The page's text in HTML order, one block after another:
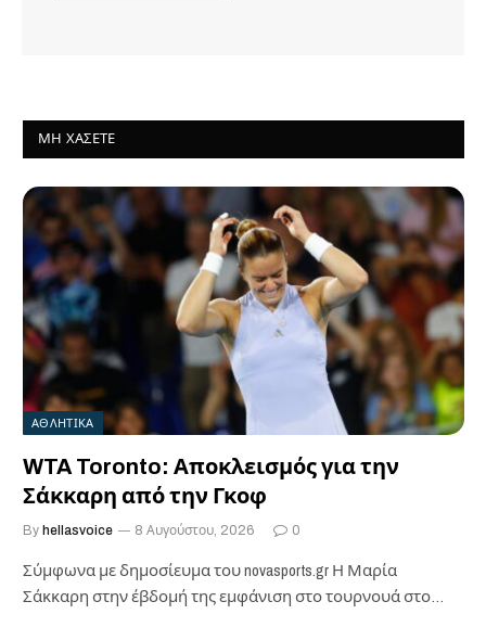
ΜΗ ΧΆΣΕΤΕ
ΑΘΛΗΤΙΚΑ
WTA Toronto: Αποκλεισμός για την
Σάκκαρη από την Γκοφ
By hellasvoice 8 Αυγούστου, 2026 0
Σύμφωνα με δημοσίευμα του novasports.gr Η Μαρία
Σάκκαρη στην έβδομή της εμφάνιση στο τουρνουά στο…